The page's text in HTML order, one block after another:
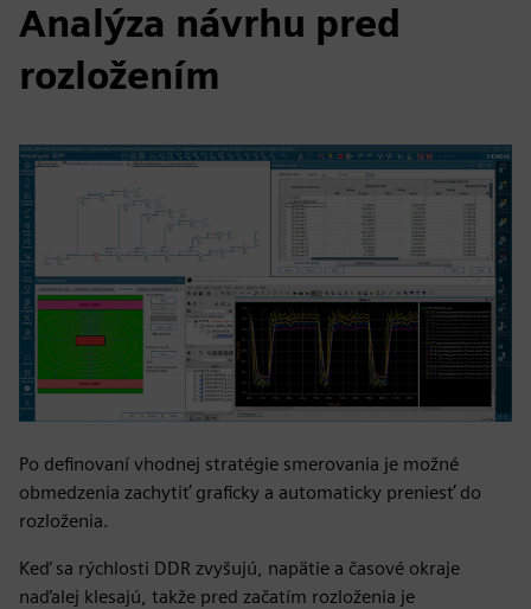
Analýza návrhu pred
rozložením
Po definovaní vhodnej stratégie smerovania je možné
obmedzenia zachytiť graficky a automaticky preniesť do
rozloženia.
Keď sa rýchlosti DDR zvyšujú, napätie a časové okraje
naďalej klesajú, takže pred začatím rozloženia je